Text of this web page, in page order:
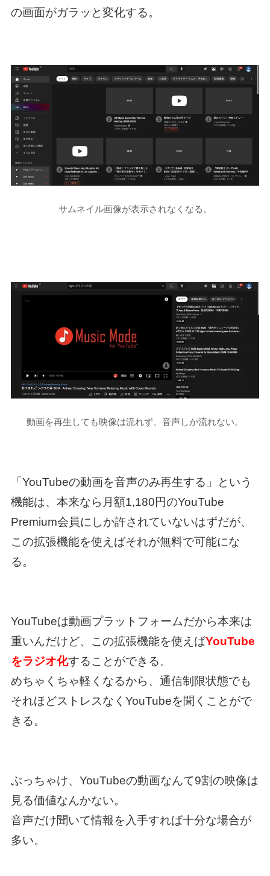
の画面がガラッと変化する。
サムネイル画像が表示されなくなる。
動画を再生しても映像は流れず、音声しか流れない。
「YouTubeの動画を音声のみ再生する」という
機能は、本来なら月額1,180円のYouTube
Premium会員にしか許されていないはずだが、
この拡張機能を使えばそれが無料で可能にな
る。
YouTubeは動画プラットフォームだから本来は
重いんだけど、この拡張機能を使えばYouTube
をラジオ化することができる。
めちゃくちゃ軽くなるから、通信制限状態でも
それほどストレスなくYouTubeを聞くことがで
きる。
ぶっちゃけ、YouTubeの動画なんて9割の映像は
見る価値なんかない。
音声だけ聞いて情報を入手すれば十分な場合が
多い。